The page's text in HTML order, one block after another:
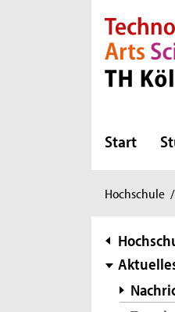
Direkt zur
Direkt zur
Direkt zum
Direkt zum
Start
Sie
hier:
Hochschule /